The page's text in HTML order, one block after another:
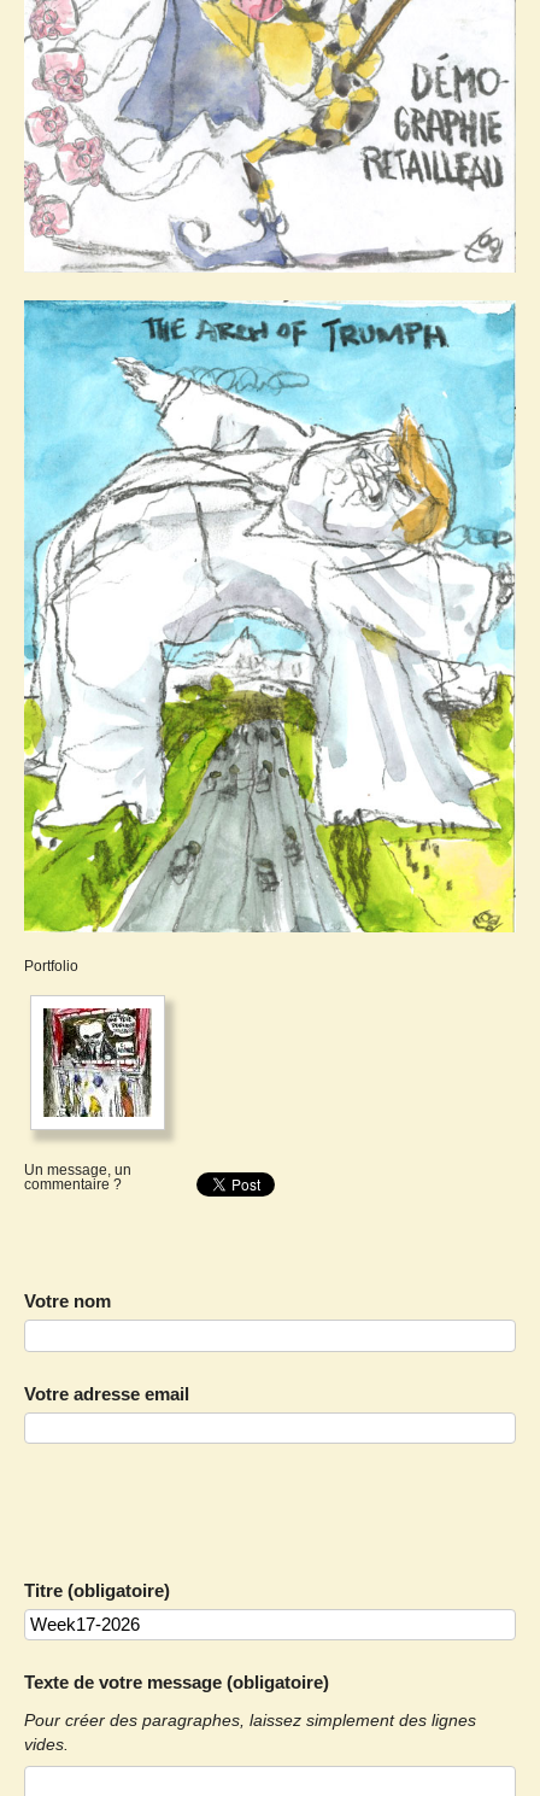
Portfolio
Un message, un
commentaire ?
Votre nom
Votre adresse email
Titre (obligatoire)
Texte de votre message (obligatoire)
Pour créer des paragraphes, laissez simplement des lignes
vides.